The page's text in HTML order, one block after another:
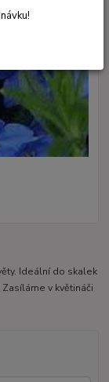
Ideální do skalek
v květináči